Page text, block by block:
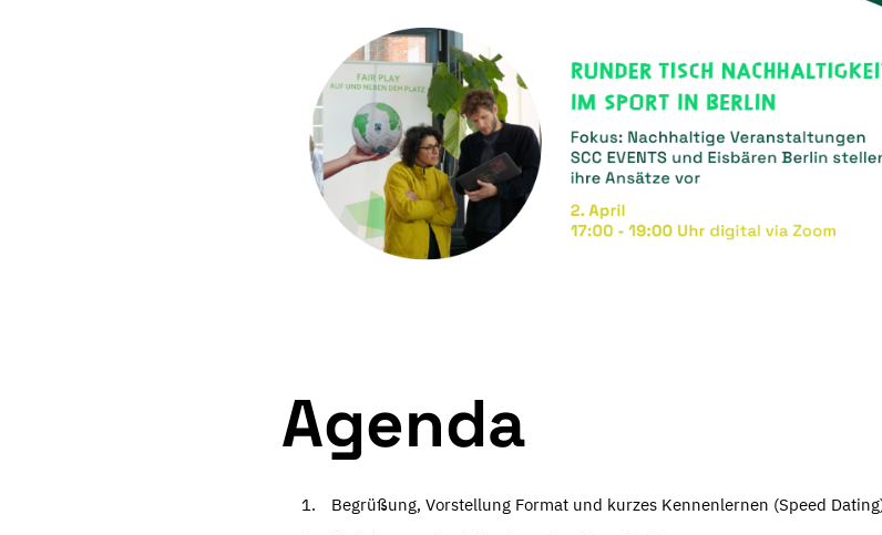
Agenda
Begrüßung, Vorstellung Format und kurzes Kennenlernen (Speed